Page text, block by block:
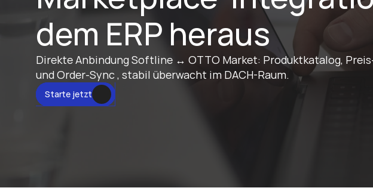
dem ERP heraus
Direkte Anbindung Softline ↔ OTTO Market: Produktkatalog,
und Order-Sync , stabil überwacht im DACH-Raum.
Starte jetzt